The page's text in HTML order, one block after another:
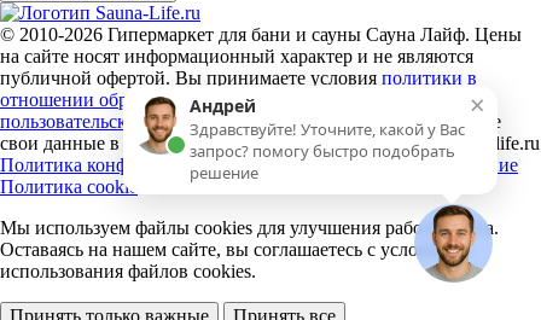
© 2010-2026 Гипермаркет для бани и сауны Сауна Лайф. Цены
на сайте носят информационный характер и не являются
публичной офертой. Вы принимаете условия политики в
отношении обработки персональных данных
пользовательского соглашениякаждый раз, когда оставляете
свои данные в любой форме обратной связи на сайте sauna-life.ru
Политика конфиденциальности
Пользовательское соглашение
Политика cookie
Мы используем файлы cookies для улучшения работы сайта.
Оставаясь на нашем сайте, вы соглашаетесь с условиями
использования файлов cookies.
×
Андрей
Здравствуйте! Уточните, какой у Вас
запрос? помогу быстро подобрать
решение